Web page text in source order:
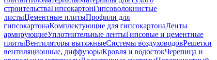
строительстваГипсокартонГипсоволокнистые
листыЦементные плитыПрофили для
гипсокартонаКомплектующие для гипсокартонаЛенты
армирующиеУплотнительные лентыГипсовые и цементные
плитыВентиляторы вытяжныеСистемы воздуховодовРешетки
вентиляционные, диффузорыКровля и водостокЧерепица и